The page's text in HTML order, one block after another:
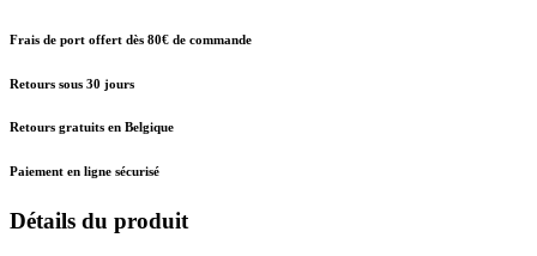
Frais de port offert dès 80€ de commande
Retours sous 30 jours
Retours gratuits en Belgique
Paiement en ligne sécurisé
Détails du produit